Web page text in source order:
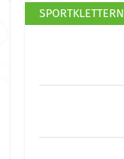
SPORTKLETTERN